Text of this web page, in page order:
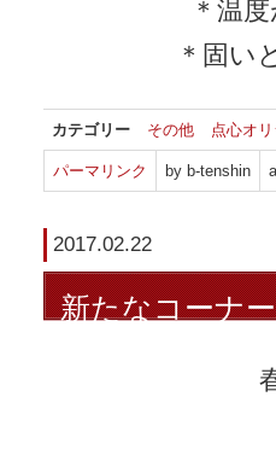
＊温
＊固い
カテゴリー その他 点心オ
パーマリンク by b-tenshin
2017.02.22
新たなコーナー